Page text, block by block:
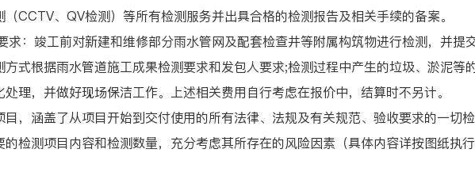
CCTV、QV检测）等所有检测服务并出具合格的检测报告及相关手续的备案。
竣工前对新建和维修部分雨水管网及配套检查井等附属构筑物进行检测，并提
式根据雨水管道施工成果检测要求和发包人要求;检测过程中产生的垃圾、淤泥等
理，并做好现场保洁工作。上述相关费用自行考虑在报价中，结算时不另计。
涵盖了从项目开始到交付使用的所有法律、法规及有关规范、验收要求的一切
检测项目内容和检测数量，充分考虑其所存在的风险因素（具体内容详按图纸执